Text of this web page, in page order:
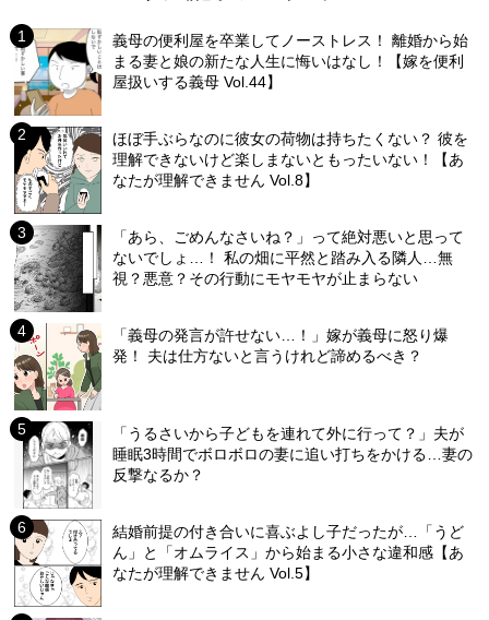
義母の便利屋を卒業してノーストレス！ 離婚から始
まる妻と娘の新たな人生に悔いはなし！【嫁を便利
屋扱いする義母 Vol.44】
ほぼ手ぶらなのに彼女の荷物は持ちたくない？ 彼を
理解できないけど楽しまないともったいない！【あ
なたが理解できません Vol.8】
「あら、ごめんなさいね？」って絶対悪いと思って
ないでしょ…！ 私の畑に平然と踏み入る隣人…無
視？悪意？その行動にモヤモヤが止まらない
「義母の発言が許せない…！」嫁が義母に怒り爆
発！ 夫は仕方ないと言うけれど諦めるべき？
「うるさいから子どもを連れて外に行って？」夫が
睡眠3時間でボロボロの妻に追い打ちをかける…妻の
反撃なるか？
結婚前提の付き合いに喜ぶよし子だったが…「うど
ん」と「オムライス」から始まる小さな違和感【あ
なたが理解できません Vol.5】